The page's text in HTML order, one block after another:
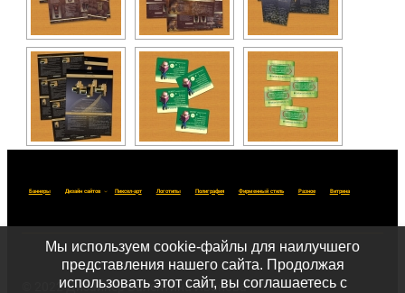
Баннеры Дизайн сайтов Пиксел-арт Логотипы Полиграфия Фирменный стиль Разное Витрина
© 2022 Дизайнер Валентина Иванова
Мы используем cookie-файлы для наилучшего
представления нашего сайта. Продолжая
использовать этот сайт, вы соглашаетесь с